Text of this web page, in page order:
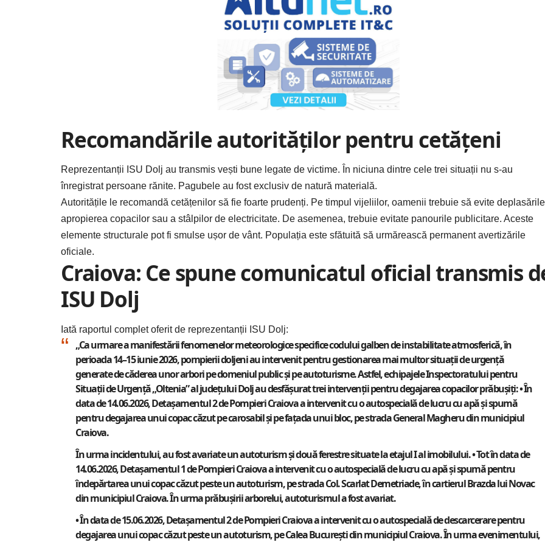
Recomandările autorităților pentru cetățeni
Reprezentanții ISU Dolj au transmis vești bune legate de victime. În niciuna dintre cele trei situații nu s-au
înregistrat persoane rănite. Pagubele au fost exclusiv de natură materială.
Autoritățile le recomandă cetățenilor să fie foarte prudenți. Pe timpul vijeliilor, oamenii trebuie să evite
apropierea copacilor sau a stâlpilor de electricitate. De asemenea, trebuie evitate panourile publicitare. Aceste
elemente structurale pot fi smulse ușor de vânt. Populația este sfătuită să urmărească permanent avertizările
oficiale.
Craiova: Ce spune comunicatul oficial transmis
ISU Dolj
Iată raportul complet oferit de reprezentanții ISU Dolj:
„Ca urmare a manifestării fenomenelor meteorologice specifice codului galben de instabilitate atmosferică, în
perioada 14–15 iunie 2026, pompierii doljeni au intervenit pentru gestionarea mai multor situații de urgență
generate de căderea unor arbori pe domeniul public și pe autoturisme. Astfel, echipajele Inspectoratului pentru
Situații de Urgență „Oltenia” al județului Dolj au desfășurat trei intervenții pentru degajarea copacilor prăbușiți: • În
data de 14.06.2026, Detașamentul 2 de Pompieri Craiova a intervenit cu o autospecială de lucru cu apă și spumă
pentru degajarea unui copac căzut pe carosabil și pe fațada unui bloc, pe strada General Magheru din municipiul
Craiova.
În urma incidentului, au fost avariate un autoturism și două ferestre situate la etajul I al imobilului. • Tot în data de
14.06.2026, Detașamentul 1 de Pompieri Craiova a intervenit cu o autospecială de lucru cu apă și spumă pentru
îndepărtarea unui copac căzut peste un autoturism, pe strada Col. Scarlat Demetriade, în cartierul Brazda lui Novac
din municipiul Craiova. În urma prăbușirii arborelui, autoturismul a fost avariat.
• În data de 15.06.2026, Detașamentul 2 de Pompieri Craiova a intervenit cu o autospecială de descarcerare pentru
degajarea unui copac căzut peste un autoturism, pe Calea București din municipiul Craiova. În urma evenimentului,